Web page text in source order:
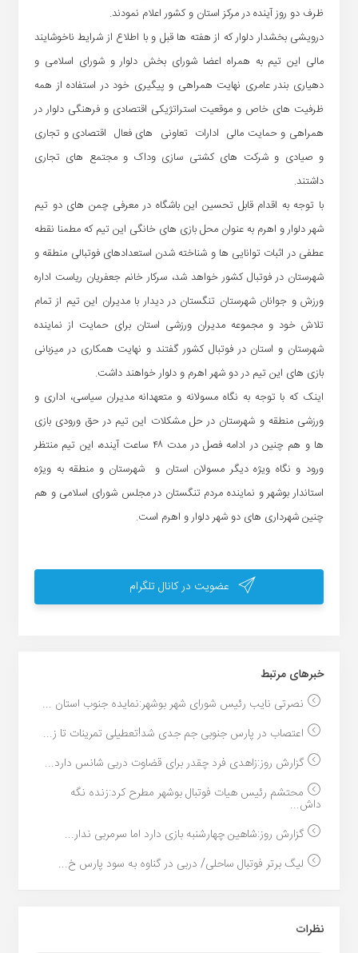
ظرف دو روز آینده در مرکز استان و کشور اعلام نمودند.
درویشی بخشدار دلوار که از هفته ها قبل و با اطلاع از شرایط ناخوشایند
مالی این تیم به همراه اعضا شورای بخش دلوار و شورای اسلامی و
دهیاری بندر عامری نهایت همراهی و پیگیری خود در استفاده از همه
ظرفیت های خاص و موقعیت استراتژیکی اقتصادی و فرهنگی دلوار در
همراهی و حمایت مالی ادارات تعاونی های فعال اقتصادی و تجاری
و صیادی و شرکت های کشتی سازی وداک و مجتمع های تجاری
داشتند.
با توجه به اقدام قابل تحسین این باشگاه در معرفی چمن های دو تیم
شهر دلوار و اهرم به عنوان محل بازی های خانگی این تیم که مطمنا نقطه
عطفی در اثبات توانایی ها و شناخته شدن استعدادهای فوتبالی منطقه و
شهرستان در فوتبال کشور خواهد شد، سرکار خانم جعفریان ریاست اداره
ورزش و جوانان شهرستان تنگستان در دیدار با مدیران این تیم از تمام
تلاش خود و مجموعه مدیران ورزشی استان برای حمایت از نماینده
شهرستان و استان در فوتبال کشور گفتند و نهایت همکاری در میزبانی
بازی های این تیم در دو شهر اهرم و دلوار خواهند داشت.
اینک که با توجه به نگاه مسولانه و متعهدانه مدیران سیاسی، اداری و
ورزشی منطقه و شهرستان در حل مشکلات این تیم در حق ورودی بازی
ها و هم چنین در ادامه فصل در مدت ۴۸ ساعت آینده، این تیم منتظر
ورود و نگاه ویژه دیگر مسولان استان و شهرستان و منطقه به ویژه
استاندار بوشهر و نماینده مردم تنگستان در مجلس شورای اسلامی و هم
چنین شهرداری های دو شهر دلوار و اهرم است.
عضویت در کانال تلگرام
خبر‌های مرتبط
نصرتی نایب رئیس شورای شهر بوشهر:نمایده جنوب استان ...
اعتصاب در پارس جنوبی جم جدی شد!تعطیلی تمرینات تا ز...
گزارش روز:زاهدی فرد چقدر برای قضاوت دربی شانس دارد...
محتشم رئیس هیات فوتبال بوشهر مطرح کرد:زنده نگه
داش...
گزارش روز:شاهین چهارشنبه بازی دارد اما سرمربی ندار...
لیگ برتر فوتبال ساحلی/ دربی در گناوه به سود پارس خ...
نظرات